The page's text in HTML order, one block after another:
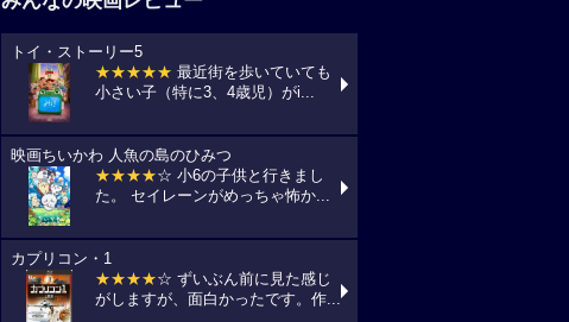
トイ・ストーリー5
★★★★★ 最近街を歩いていても
小さい子（特に3、4歳児）がi...
映画ちいかわ 人魚の島のひみつ
★★★★☆ 小6の子供と行きまし
た。 セイレーンがめっちゃ怖か...
カプリコン・1
★★★★☆ ずいぶん前に見た感じ
がしますが、面白かったです。作...